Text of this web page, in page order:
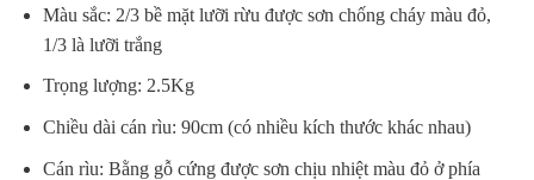
Màu sắc: 2/3 bề mặt lưỡi rừu được sơn chống cháy màu đỏ,
1/3 là lưỡi trắng
Trọng lượng: 2.5Kg
Chiều dài cán rìu: 90cm (có nhiều kích thước khác nhau)
Cán rìu: Bằng gỗ cứng được sơn chịu nhiệt màu đỏ ở phía